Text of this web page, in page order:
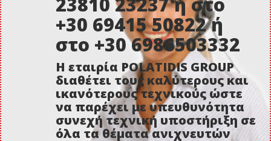
+30 69415 50822 ή
στο +30 6986503332
Η εταιρία POLATIDIS GROUP
διαθέτει τους καλύτερους και
ικανότερους τεχνικούς ώστε
να παρέχει με υπευθυνότητα
συνεχή τεχνική υποστήριξη σε
όλα τα θέματα ανιχνευτών